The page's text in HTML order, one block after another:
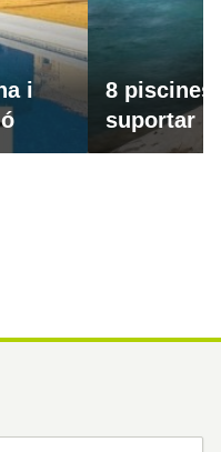
i
8 piscines
suportar